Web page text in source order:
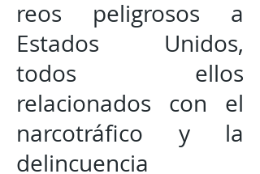
reos peligrosos a
Estados Unidos,
todos ellos
relacionados con el
narcotráfico y la
delincuencia